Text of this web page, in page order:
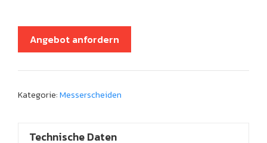
Angebot anfordern
Kategorie:Messerscheiden
Technische Daten